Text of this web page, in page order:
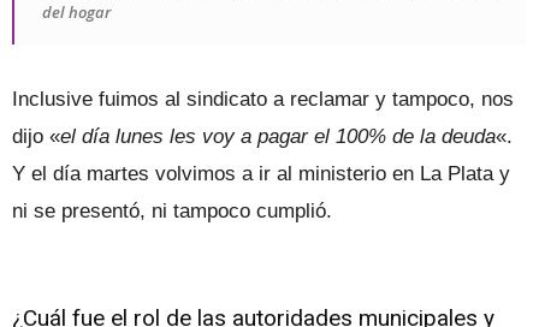
del hogar
Inclusive fuimos al sindicato a reclamar y tampoco, nos
dijo «el día lunes les voy a pagar el 100% de la deuda«.
Y el día martes volvimos a ir al ministerio en La Plata y
ni se presentó, ni tampoco cumplió.
¿Cuál fue el rol de las autoridades municipales y